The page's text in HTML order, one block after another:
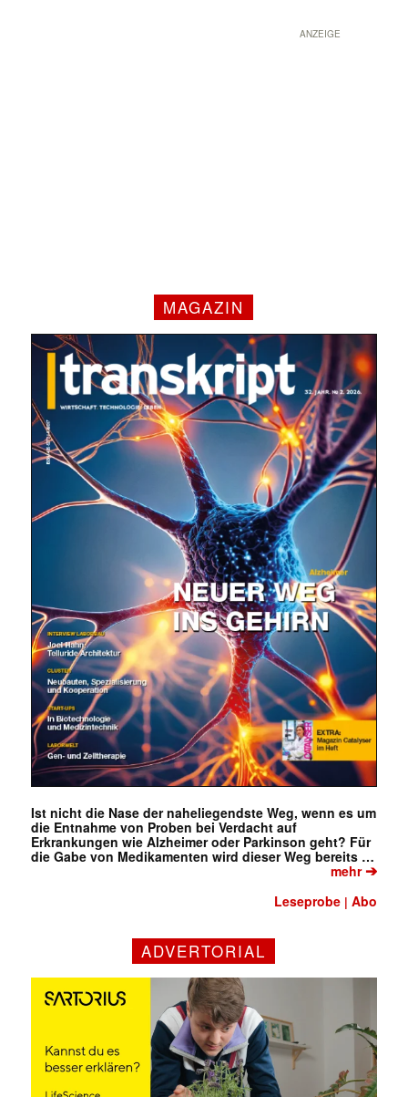
ANZEIGE
MAGAZIN
Ist nicht die Nase der naheliegendste Weg, wenn es um
die Entnahme von Proben bei Verdacht auf
Erkrankungen wie Alzheimer oder Parkinson geht? Für
die Gabe von Medikamenten wird dieser Weg bereits …
mehr➔
Leseprobe |Abo
ADVERTORIAL